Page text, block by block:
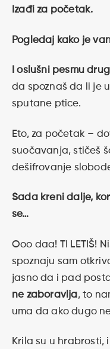
Izađi za početak.
Pogledaj kako je
I oslušni pesmu
da spoznaš da li je
sputane ptice.
Eto, za početak –
suočavanja, stičeš
dešifrovanje
Sada kreni dalje,
se…
Ooo daa! TI LETIŠ!
spoznaju sam
jasno da i pad
ne zaboravlja, to
uma da ako dugo
Krila su u hrabrosti,